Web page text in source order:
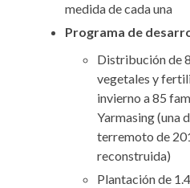
medida de cada una
Programa de
Distribución de
vegetales y
invierno a 85
Yarmasing (una
terremoto de
reconstruida)
Plantación de